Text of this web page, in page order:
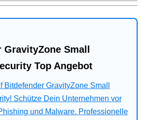
Small
Top Angebot
Bitdefender GravityZone Small
Schütze Dein Unternehmen vor
und Malware. Professionelle